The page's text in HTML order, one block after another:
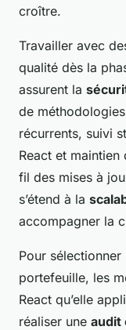
croître.
Travailler avec
qualité dès la
assurent la
de
récurrents, suivi
React et maintien
fil des mises à
s’étend à la
accompagner la
Pour
portefeuille, les
React qu’elle
réaliser une audit